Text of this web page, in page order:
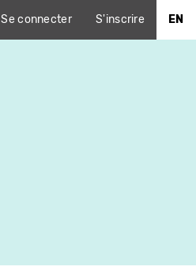
Se connecter S'inscrire EN